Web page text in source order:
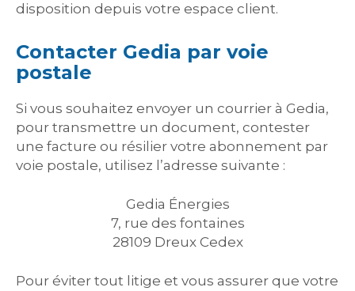
disposition depuis votre espace client.
Contacter Gedia par voie
postale
Si vous souhaitez envoyer un courrier à Gedia,
pour transmettre un document, contester
une facture ou résilier votre abonnement par
voie postale, utilisez l’adresse suivante :
Gedia Énergies
7, rue des fontaines
28109 Dreux Cedex
Pour éviter tout litige et vous assurer que votre